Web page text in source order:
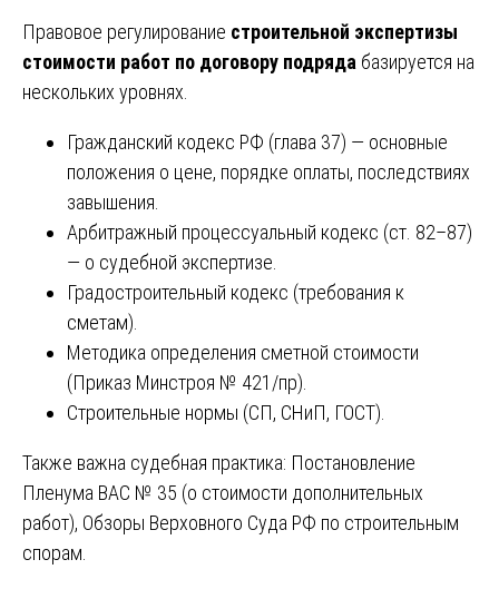
Правовое регулирование строительной экспертизы
стоимости работ по договору подряда базируется на
нескольких уровнях.
Гражданский кодекс РФ (глава 37) — основные
положения о цене, порядке оплаты, последствиях
завышения.
Арбитражный процессуальный кодекс (ст. 82–87)
— о судебной экспертизе.
Градостроительный кодекс (требования к
сметам).
Методика определения сметной стоимости
(Приказ Минстроя № 421/пр).
Строительные нормы (СП, СНиП, ГОСТ).
Также важна судебная практика: Постановление
Пленума ВАС № 35 (о стоимости дополнительных
работ), Обзоры Верховного Суда РФ по строительным
спорам.